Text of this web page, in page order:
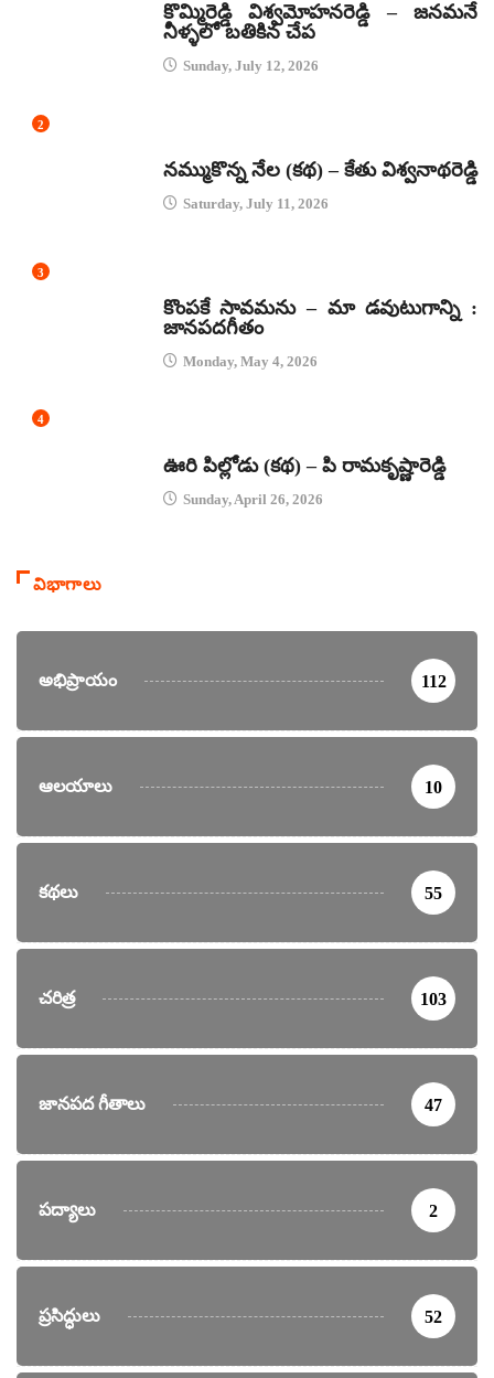
కొమ్మిరెడ్డి విశ్వమోహనరెడ్డి – జనమనే
నీళ్ళలో బతికిన చేప
Sunday, July 12, 2026
2
నమ్ముకొన్న నేల (కథ) – కేతు విశ్వనాథరెడ్డి
Saturday, July 11, 2026
3
కొంపకే సావమను – మా డవుటుగాన్ని :
జానపదగీతం
Monday, May 4, 2026
4
ఊరి పిల్లోడు (కథ) – పి రామకృష్ణారెడ్డి
Sunday, April 26, 2026
విభాగాలు
అభిప్రాయం 112
ఆలయాలు 10
కథలు 55
చరిత్ర 103
జానపద గీతాలు 47
పద్యాలు 2
ప్రసిద్ధులు 52